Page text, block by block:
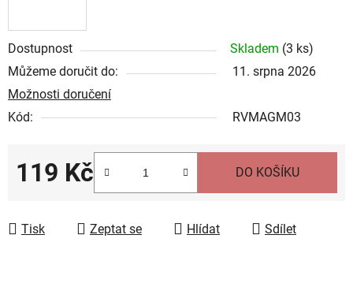
Dostupnost Skladem (3 ks)
Můžeme doručit do:
11. srpna 2026
Možnosti doručení
Kód:
RVMAGM03
119 Kč DO KOŠÍKU
Tisk Zeptat se Hlídat Sdílet